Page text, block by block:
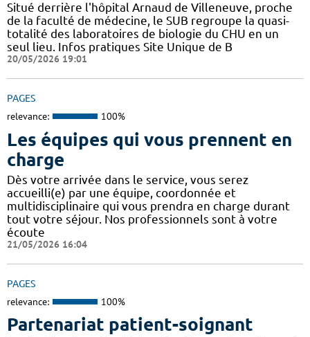
Situé derrière l'hôpital Arnaud de Villeneuve, proche
de la faculté de médecine, le SUB regroupe la quasi-
totalité des laboratoires de biologie du CHU en un
seul lieu. Infos pratiques Site Unique de B
20/05/2026 19:01
PAGES
relevance: 100%
Les équipes qui vous prennent en
charge
Dès votre arrivée dans le service, vous serez
accueilli(e) par une équipe, coordonnée et
multidisciplinaire qui vous prendra en charge durant
tout votre séjour. Nos professionnels sont à votre
écoute
21/05/2026 16:04
PAGES
relevance: 100%
Partenariat patient-soignant